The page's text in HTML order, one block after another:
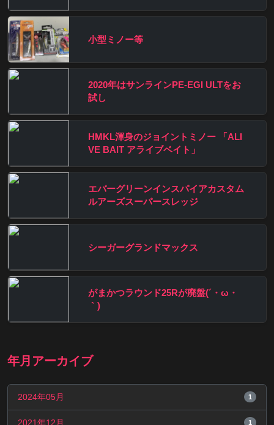
小型ミノー等
2020年はサンラインPE-EGI ULTをお
試し
HMKL渾身のジョイントミノー 「ALI
VE BAIT アライブベイト」
エバーグリーンインスパイアカスタム
ルアーズスーパースレッジ
シーガーグランドマックス
がまかつラウンド25Rが廃盤(´・ω・
｀)
年月アーカイブ
2024年05月 1
2021年12月 1